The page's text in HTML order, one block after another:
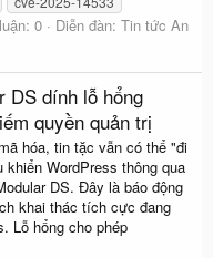
0 Diễn đàn: Tin tức An
DS dính lỗ hổng
quyền quản trị
hóa, tin tặc vẫn có thể "đi
WordPress thông qua
DS. Đây là báo động
khai thác tích cực đang
Lỗ hổng cho phép